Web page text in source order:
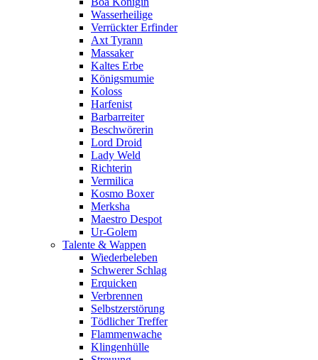
Wasserheilige
Verrückter Erfinder
Axt Tyrann
Massaker
Kaltes Erbe
Königsmumie
Koloss
Harfenist
Barbarreiter
Beschwörerin
Lord Droid
Lady Weld
Richterin
Vermilica
Kosmo Boxer
Merksha
Maestro Despot
Ur-Golem
Talente & Wappen
Wiederbeleben
Schwerer Schlag
Erquicken
Verbrennen
Selbstzerstörung
Tödlicher Treffer
Flammenwache
Klingenhülle